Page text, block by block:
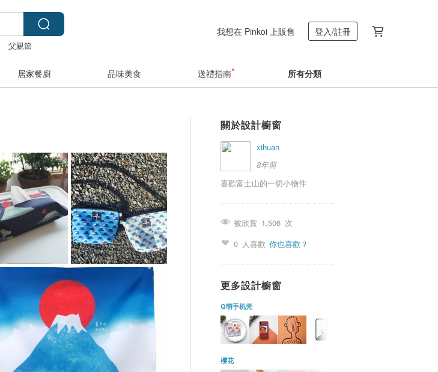
父親節
我想在 Pinkoi 上販售 登入/註冊
居家餐廚 品味美食 送禮指南 所有分類
關於設計櫥窗
xihuan
8年前
喜歡富士山的一切小物件
被欣賞 1,506 次
0 人喜歡 你也喜歡？
更多設計櫥窗
Q萌手机壳
櫻花